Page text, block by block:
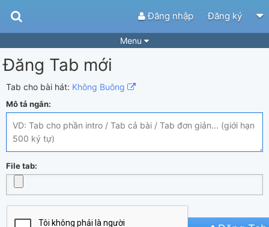
Đăng nhập Đăng ký
Menu
Bài hát
Playlist
Điệu bài hát
Tìm theo hợp âm Tải ứng dụng
Tắt quảng cáo
Đăng Tab mới
Tab cho bài hát: Không Buông
Mô tả ngắn:
File tab: